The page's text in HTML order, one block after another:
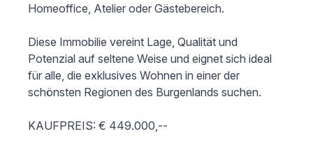
Homeoffice, Atelier oder Gästebereich.
Diese Immobilie vereint Lage, Qualität und
Potenzial auf seltene Weise und eignet sich ideal
für alle, die exklusives Wohnen in einer der
schönsten Regionen des Burgenlands suchen.
KAUFPREIS: € 449.000,--